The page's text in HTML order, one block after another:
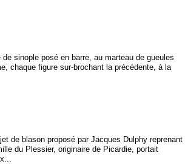
sinople posé en barre, au marteau de gueules
chaque figure sur-brochant la précédente, à la
de blason proposé par Jacques Dulphy reprenant
du Plessier, originaire de Picardie, portait